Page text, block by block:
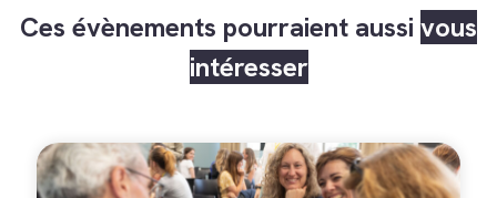
Ces évènements pourraient aussi vous
intéresser